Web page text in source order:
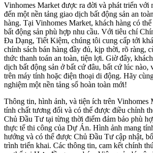
Vinhomes Market được ra đời và phát triển với
đến một nền tảng giao dịch bất động sản an
hàng. Tại Vinhomes Market, khách hàng có
bất động sản phù hợp nhu cầu. Với tiêu chí
Đa Dạng, Tiết Kiệm, chúng tôi cung cấp tới
chính sách bán hàng đầy đủ, kịp thời, rõ ràng,
thức thanh toán an toàn, tiện lợi. Giờ đây,
dịch bất động sản ở bất cứ đâu, bất cứ lúc nào,
trên máy tính hoặc điện thoại di động. Hãy
nghiệm một nền tảng số hoàn toàn mới!
Thông tin, hình ảnh, và tiện ích trên Vinhomes
tính chất tương đối và có thể được điều chỉnh
Chủ Đầu Tư tại từng thời điểm đảm bảo phù
thực tế thi công của Dự Án. Hình ảnh mang
hướng và có thể được Chủ Đầu Tư cập nhật,
trình triển khai. Các thông tin, cam kết chính